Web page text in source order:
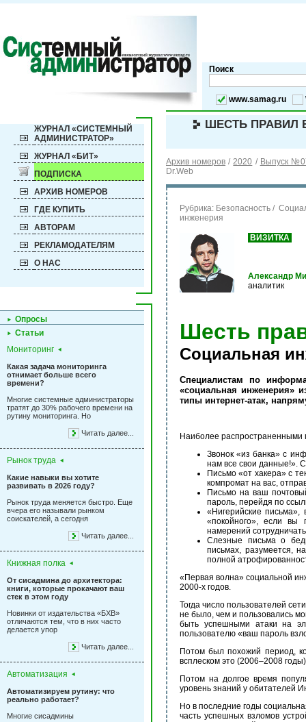
Поиск
www.samag.ru
ЖУРНАЛ «СИСТЕМНЫЙ
АДМИНИСТРАТОР»
ЖУРНАЛ «БИТ»
ПОДПИСКА
АРХИВ НОМЕРОВ
ГДЕ КУПИТЬ
АВТОРАМ
РЕКЛАМОДАТЕЛЯМ
О НАС
Опросы
Статьи
Мониторинг
Какая задача мониторинга
отнимает больше всего
времени?
Многие системные администраторы
тратят до 30% рабочего времени на
рутину мониторинга. Но
Читать далее...
Рынок труда
Какие навыки вы хотите
развивать в 2026 году?
Рынок труда меняется быстро. Еще
вчера его называли рынком
соискателей, а сегодня
Читать далее...
Книжная полка
От сисадмина до архитектора:
книги, которые прокачают ваш
стек в этом году
Новинки от издательства «БХВ»
отличаются тем, что в них часто
делается упор
Читать далее...
Автоматизация
Автоматизируем рутину: что
реально работает?
Многие сисадмины
ШЕСТЬ ПРАВИЛ
Архив номеров / 2020 / Выпуск
Dr.Web
Рубрика: Безопасность /
инженерия
ВИЗИТКА
Александр
аналитик
Шесть
Социальная
Специалистам по
«социальная инженерия»
типы интернет-атак,
Наиболее распространенными
Звонок «из банка» с
нам все свои данные!».
Письмо «от хакера» с
компромат на вас,
Письмо на ваш
пароль, перейдя по
«Нигерийские
«покойного», если вы
намерений
Слезные письма о
письмах, разумеется,
полной
«Первая волна» социальной
2000-х годов.
Тогда число пользователей
не было, чем и пользовались
быть успешными атаки на
пользователю «ваш пароль
Потом был похожий период,
всплеском это (2006–2008
Потом на долгое время
уровень знаний у обитателей
Но в последние годы
часть успешных взломов